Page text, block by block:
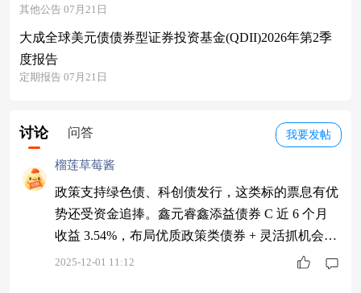
其他公告 07月21日
大成全球美元债债券型证券投资基金(QDII)2026年第2季
度报告
定期报告 07月21日
我要发帖
讨论 问答
榴莲草莓酱
政策支持绿色债、科创债发行，这类标的票息有优
势还受资金追捧。鑫元睿鑫添益债券 C 近 6 个月
收益 3.54%，布局优质政策类债券 + 灵活抓机会，
稳赚票息的同时还能赚点弹性。 $西部利得祥逸债
2025-12-01 11:12